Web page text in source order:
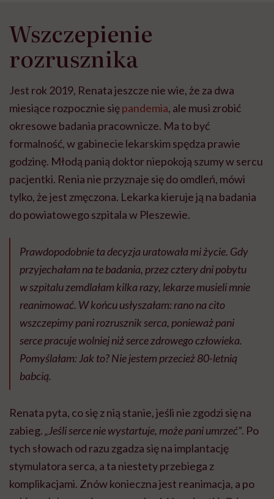
Wszczepienie
rozrusznika
Jest rok 2019, Renata jeszcze nie wie, że za dwa
miesiące rozpocznie siępandemia, ale musi zrobić
okresowe badania pracownicze. Ma to być
formalność, w gabinecie lekarskim spędza prawie
godzinę. Młodą panią doktor niepokoją szumy w sercu
pacjentki. Renia nie przyznaje się do omdleń, mówi
tylko, że jest zmęczona. Lekarka kieruje ją na badania
do powiatowego szpitala w Pleszewie.
Prawdopodobnie ta decyzja uratowała mi życie. Gdy
przyjechałam na te badania, przez cztery dni pobytu
w szpitalu zemdlałam kilka razy, lekarze musieli mnie
reanimować. W końcu usłyszałam: rano na cito
wszczepimy pani rozrusznik serca, ponieważ pani
serce pracuje wolniej niż serce zdrowego człowieka.
Pomyślałam: Jak to? Nie jestem przecież 80-letnią
babcią.
Renata pyta, co się z nią stanie, jeśli nie zgodzi się na
zabieg.„Jeśli serce nie wystartuje, może pani umrzeć”. Po
tych słowach od razu zgadza się na implantację
stymulatora serca, a ta niestety przebiega z
komplikacjami. Znów konieczna jest reanimacja, a po